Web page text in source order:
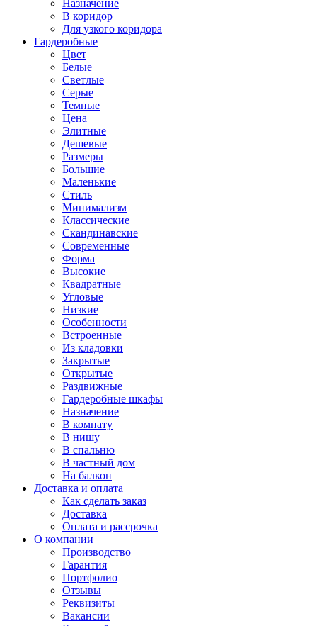
Назначение
В коридор
Для узкого коридора
Гардеробные
Цвет
Белые
Светлые
Серые
Темные
Цена
Элитные
Дешевые
Размеры
Большие
Маленькие
Стиль
Минимализм
Классические
Скандинавские
Современные
Форма
Высокие
Квадратные
Угловые
Низкие
Особенности
Встроенные
Из кладовки
Закрытые
Открытые
Раздвижные
Гардеробные шкафы
Назначение
В комнату
В нишу
В спальню
В частный дом
На балкон
Доставка и оплата
Как сделать заказ
Доставка
Оплата и рассрочка
О компании
Производство
Гарантия
Портфолио
Отзывы
Реквизиты
Вакансии